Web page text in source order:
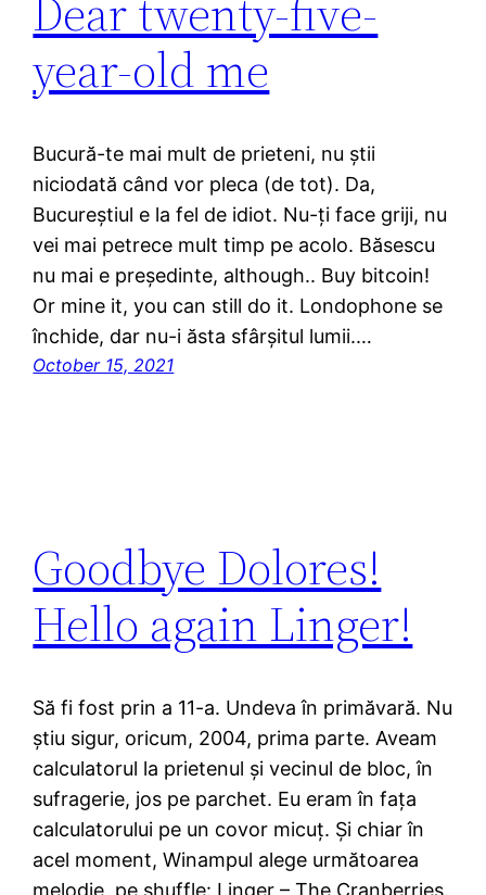
Dear twenty-five-
year-old me
Bucură-te mai mult de prieteni, nu știi
niciodată când vor pleca (de tot). Da,
Bucureștiul e la fel de idiot. Nu-ți face griji, nu
vei mai petrece mult timp pe acolo. Băsescu
nu mai e președinte, although.. Buy bitcoin!
Or mine it, you can still do it. Londophone se
închide, dar nu-i ăsta sfârșitul lumii.…
October 15, 2021
Goodbye Dolores!
Hello again Linger!
Să fi fost prin a 11-a. Undeva în primăvară. Nu
știu sigur, oricum, 2004, prima parte. Aveam
calculatorul la prietenul și vecinul de bloc, în
sufragerie, jos pe parchet. Eu eram în fața
calculatorului pe un covor micuț. Și chiar în
acel moment, Winampul alege următoarea
melodie, pe shuffle: Linger – The Cranberries.